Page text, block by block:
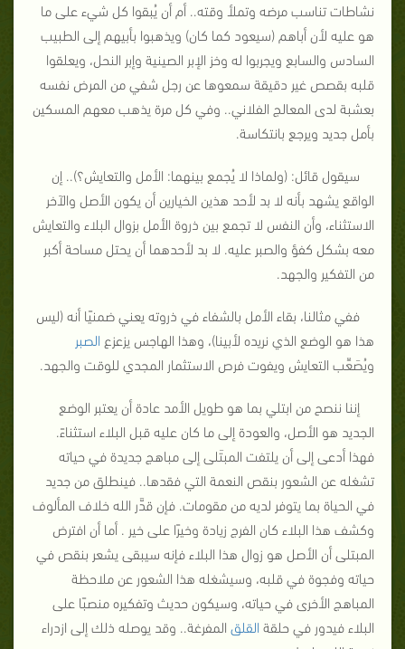
نشاطات تناسب مرضه وتملأ وقته.. أم أن يُبقوا كل شيء على ما
هو عليه لأن أباهم (سيعود كما كان) ويذهبوا بأبيهم إلى الطبيب
السادس والسابع ويجربوا له وخز الإبر الصينية وإبر النحل، ويعلقوا
قلبه بقصص غير دقيقة سمعوها عن رجل شفي من المرض نفسه
بعشبة لدى المعالج الفلاني.. وفي كل مرة يذهب معهم المسكين
بأمل جديد ويرجع بانتكاسة.
سيقول قائل: (ولماذا لا يُجمع بينهما: الأمل والتعايش؟).. إن
الواقع يشهد بأنه لا بد لأحد هذين الخيارين أن يكون الأصل والآخر
الاستثناء، وأن النفس لا تجمع بين ذروة الأمل بزوال البلاء والتعايش
معه بشكل كفؤ والصبر عليه. لا بد لأحدهما أن يحتل مساحة أكبر
من التفكير والجهد.
ففي مثالنا، بقاء الأمل بالشفاء في ذروته يعني ضمنيًا أنه (ليس
هذا هو الوضع الذي نريده لأبينا)، وهذا الهاجس يزعزع الصبر
ويُصَعِّب التعايش ويفوت فرص الاستثمار المجدي للوقت والجهد.
إننا ننصح من ابتلي بما هو طويل الأمد عادة أن يعتبر الوضع
الجديد هو الأصل، والعودة إلى ما كان عليه قبل البلاء استثناءً.
فهذا أدعى إلى أن يلتفت المبتَلى إلى مباهج جديدة في حياته
تشغله عن الشعور بنقص النعمة التي فقدها.. فينطلق من جديد
في الحياة بما يتوفر لديه من مقومات. فإن قدَّر الله خلاف المألوف
وكشف هذا البلاء كان الفرج زيادة وخيرًا على خير . أما أن افترض
المبتلى أن الأصل هو زوال هذا البلاء فإنه سيبقى يشعر بنقص في
حياته وفجوة في قلبه، وسيشغله هذا الشعور عن ملاحظة
المباهج الأخرى في حياته، وسيكون حديث وتفكيره منصبًا على
البلاء فيدور في حلقة القلق المفرغة.. وقد يوصله ذلك إلى ازدراء